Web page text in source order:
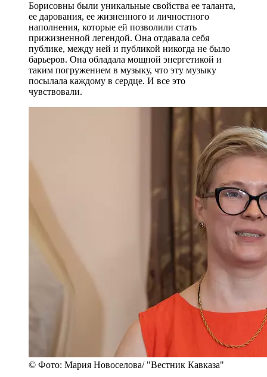
Борисовны были уникальные свойства ее таланта,
ее дарования, ее жизненного и личностного
наполнения, которые ей позволили стать
прижизненной легендой. Она отдавала себя
публике, между ней и публикой никогда не было
барьеров. Она обладала мощной энергетикой и
таким погружением в музыку, что эту музыку
посылала каждому в сердце. И все это
чувствовали.
© Фото: Мария Новоселова/ "Вестник Кавказа"